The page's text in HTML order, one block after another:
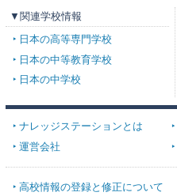
▼関連学校情報
日本の高等専門学校
日本の中等教育学校
日本の中学校
ナレッジステーションとは
運営会社
高校情報の登録と修正について